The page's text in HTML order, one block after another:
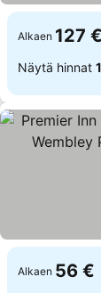
Alkaen 127 €
Näytä hinnat
Alkaen 56 €